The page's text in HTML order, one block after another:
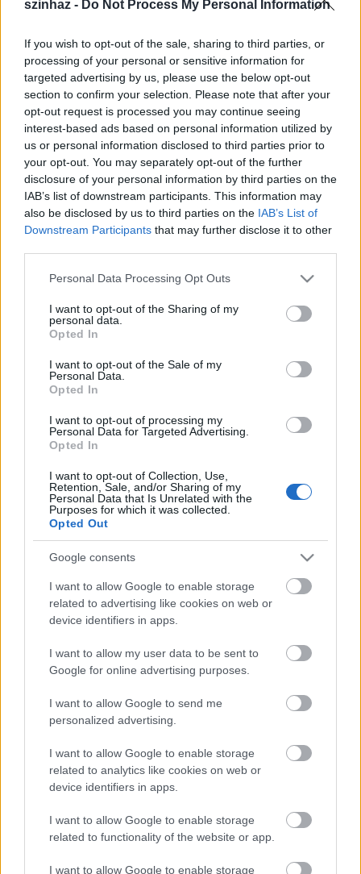
szinhaz - Do Not Process My Personal Information
If you wish to opt-out of the sale, sharing to third parties, or
processing of your personal or sensitive information for
targeted advertising by us, please use the below opt-out
section to confirm your selection. Please note that after your
opt-out request is processed you may continue seeing
interest-based ads based on personal information utilized by
us or personal information disclosed to third parties prior to
your opt-out. You may separately opt-out of the further
disclosure of your personal information by third parties on the
IAB’s list of downstream participants. This information may
also be disclosed by us to third parties on the IAB’s List of
Downstream Participants that may further disclose it to other
Please note that this website/app uses one or more Google
not limited to your visit or usage behaviour. You may click to
grant or deny consent to Google and its third-party tags to
use your data for below specified purposes in below Google
consent section.
Personal Data Processing Opt Outs
I want to opt-out of the Sharing of my
personal data.
Opted In
I want to opt-out of the Sale of my
Personal Data.
Opted In
I want to opt-out of processing my
Personal Data for Targeted Advertising.
Opted In
I want to opt-out of Collection, Use,
Retention, Sale, and/or Sharing of my
Personal Data that Is Unrelated with the
Purposes for which it was collected.
Opted Out
Google consents
I want to allow Google to enable storage
related to advertising like cookies on web or
device identifiers in apps.
I want to allow my user data to be sent to
Google for online advertising purposes.
I want to allow Google to send me
personalized advertising.
I want to allow Google to enable storage
related to analytics like cookies on web or
device identifiers in apps.
I want to allow Google to enable storage
related to functionality of the website or app.
I want to allow Google to enable storage
Operettszínház művészeivendégszerepelnek
Csiszár Péter, a Flesch Károly Nonprofit Kft.
ügyvezető igazgatója a sajtótájékoztatón.
Fotó: Group'n Swing
Augusztus 20-án ünnepi mise keretében szegik meg
az új kenyeret, majd átadják a Pro Urbe-díjakat.
Napközben a gyerekeket az Alma Együttes
szórakoztatja, az ünnepre pedig a Magyar Állami
Népi Együttes Naplegenda című produkciója helyezi
fel a koronát. ASzent István Napokhoz kapcsolódva
közel harminc mesterség művelője mutatkozik be a
közönségnek. A fesztivál programját a Szigetköz
színei című Moson megyei tárlat és a Mosoni
hangulatok című fotókiállítás színesíti. A négynapos
fesztivált táncház zárja, amelyen az állami népi
együttes tagjai együtt táncolnak majd a kistérség és
a város néptánccsoportjaival és a táncos kedvű
közönséggel. A szervezők bíznak benne, hogy az
idei fesztivált a tavalyihoz hasonló érdeklődés övezi,
amelynek programjait több tízezer ember tekintette
városrészben tartják a Szent István-napokat.
Címkék:tankcsapda hooligans operett mosonmagyaróvár
operettszínház budapest bár